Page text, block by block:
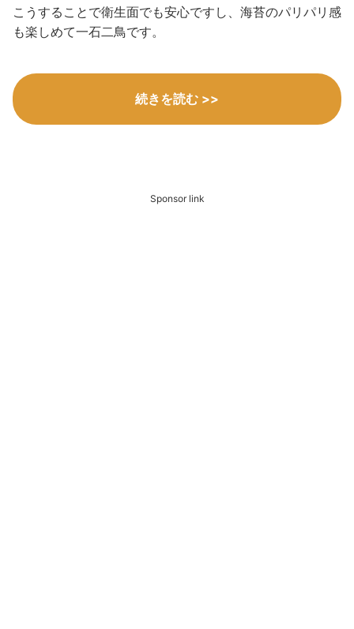
こうすることで衛生面でも安心ですし、海苔のパリパリ感
も楽しめて一石二鳥です。
続きを読む >>
Sponsor link